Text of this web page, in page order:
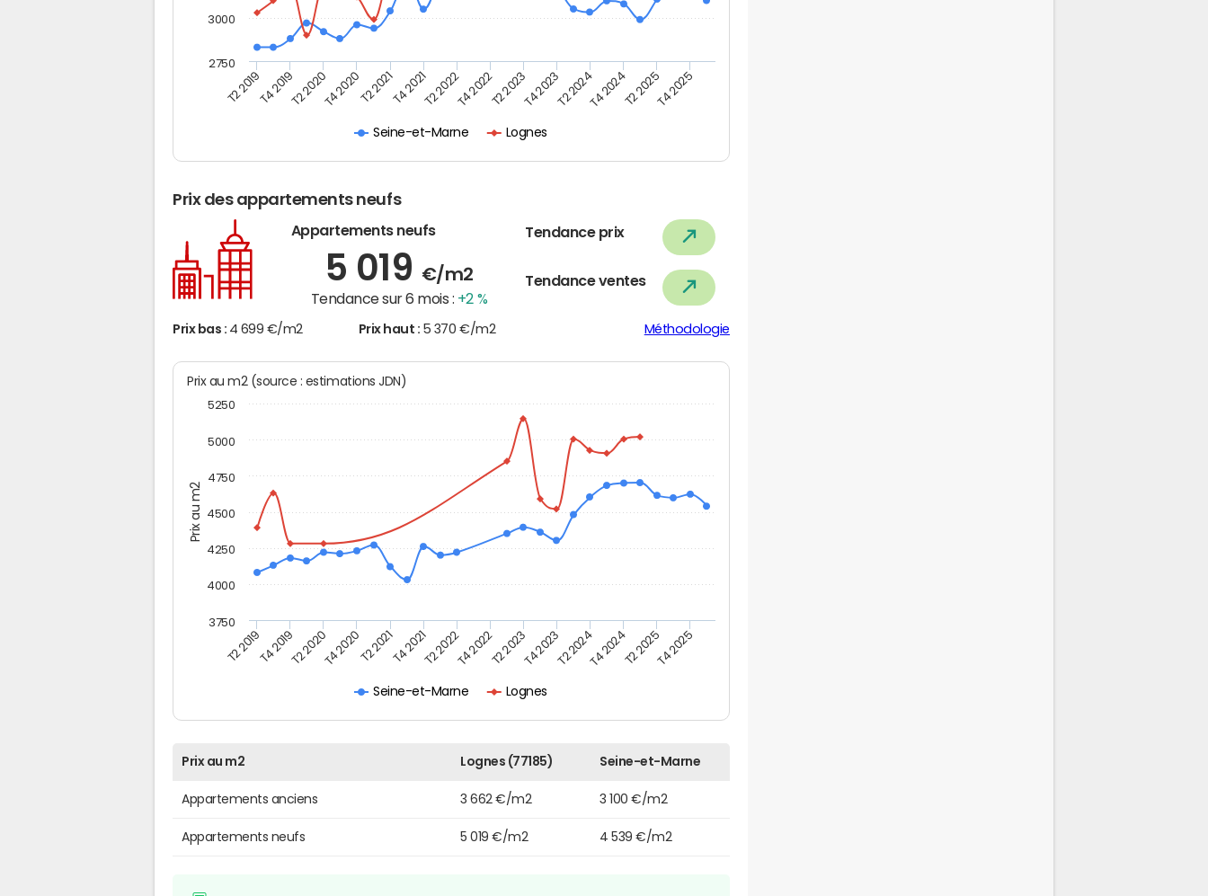
Seine-et-Marne Lognes
T2 2019T4 2019T2 2020T4 2020T2 2021T4 2021T2 2022T4 2022T2 2023T4 2023T2 2024T4 2024T2 2025T4 2025
2750
3000
Prix des appartements neufs
Appartements neufs
5 019 €/m2
Tendance sur 6 mois : +2 %
Tendance prix
Tendance ventes
Prix bas : 4 699 €/m2 Prix haut : 5 370 €/m2 Méthodologie
Prix au m2
Prix au m2 (source : estimations JDN)
Seine-et-Marne Lognes
T2 2019T4 2019T2 2020T4 2020T2 2021T4 2021T2 2022T4 2022T2 2023T4 2023T2 2024T4 2024T2 2025T4 2025
3750
4000
4250
4500
4750
5000
5250
Prix au m2 Lognes (77185) Seine-et-Marne
Appartements anciens 3 662 €/m2 3 100 €/m2
Appartements neufs 5 019 €/m2 4 539 €/m2